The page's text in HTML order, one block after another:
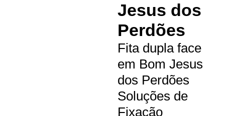
Jesus dos
Perdões
Fita dupla face
em Bom Jesus
dos Perdões
Soluções de
Fixação